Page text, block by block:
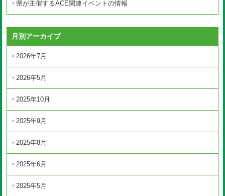
県が主催するACE関連イベントの情報
月別アーカイブ
2026年7月
2026年5月
2025年10月
2025年9月
2025年8月
2025年6月
2025年5月